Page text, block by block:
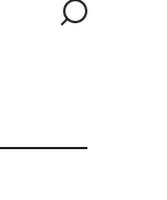
Siirry